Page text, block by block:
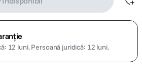
12 luni.Persoană juridică: 12 luni.